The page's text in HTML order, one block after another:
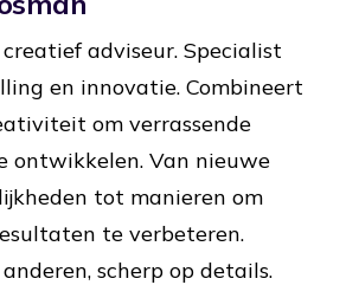
adviseur. Specialist
en innovatie. Combineert
om verrassende
ontwikkelen. Van nieuwe
tot manieren om
te verbeteren.
scherp op details.